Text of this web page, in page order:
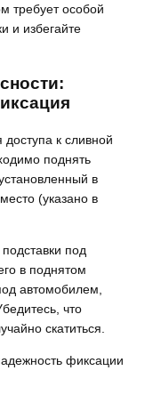
требует особой
и избегайте
к сливной
поднять
в
(указано в
под
в поднятом
автомобилем,
что
скатиться.
фиксации